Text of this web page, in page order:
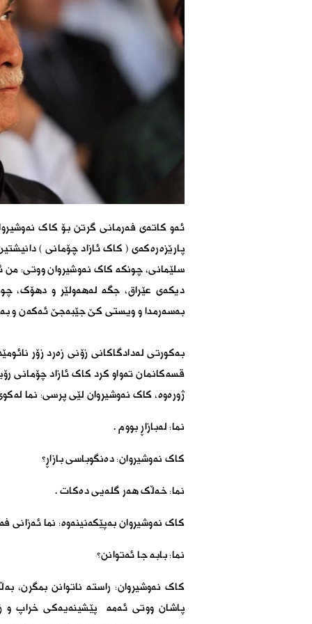
ئەو کاتەی فەرمانی گرتن بۆ کاک
پارێزەرەکەی ( کاک ئازاد چۆمانی )
سلێمانی، چونکە کاک نەوشیروان ووتی: من
دیکەی عێراق، جگە لەهەولێر و دهۆک،
بەسەرمدا و ویستی کێ جێبەجێ ئەکەن و
بەکورتی لەدادگاکانی زۆنی زەرد زۆر
قسەکانمان تەواو کرد کاک ئازاد چۆمانی
ژورەوە، کاک نەوشیروان لێی پرسی: نما
نما: لەبازاڕ بووم.
کاک نەوشیروان: دەنگوباسی بازاڕ؟
نما: خەڵک هەر گلەیی دەکات.
کاک نەوشیروان بەپێکەنینەوە: نما
نما: بابە جا ئەتوانن؟
کاک نەوشیروان: راستە ناتوانن بمگرن،
پاشان ووتی ئەمە پێشینەیەکی خراپ و